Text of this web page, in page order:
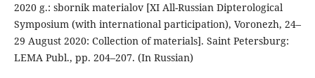
2020 g.: sbornik materialov [XI All-Russian Dipterological
Symposium (with international participation), Voronezh, 24–
29 August 2020: Collection of materials]. Saint Petersburg:
LEMA Publ., pp. 204–207. (In Russian)